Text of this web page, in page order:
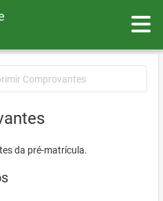
Comprovantes
da pré-matrícula.